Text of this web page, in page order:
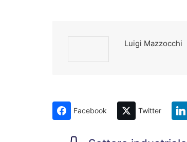
Luigi Mazzocchi
Facebook Twitter